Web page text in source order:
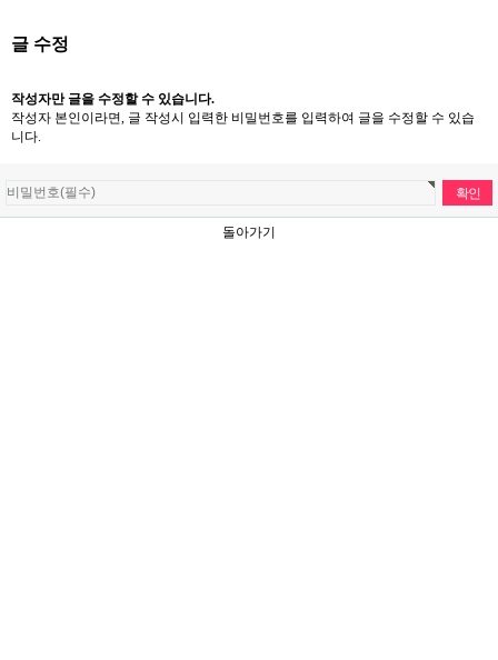
글 수정
작성자만 글을 수정할 수 있습니다.
작성자 본인이라면, 글 작성시 입력한 비밀번호를 입력하여 글을 수정할 수 있습
니다.
돌아가기